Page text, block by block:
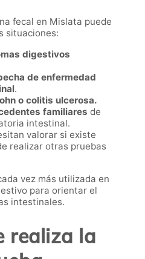
fecal en Mislata puede
situaciones:
digestivos
de enfermedad
.
o colitis ulcerosa.
familiares de
intestinal.
valorar si existe
realizar otras pruebas
vez más utilizada en
para orientar el
intestinales.
realiza la